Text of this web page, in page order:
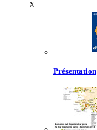
X
Présentation